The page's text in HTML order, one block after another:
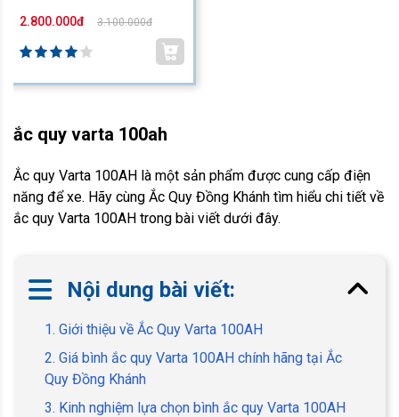
2.800.000đ 3.100.000đ
ắc quy varta 100ah
Ắc quy Varta 100AH là một sản phẩm được cung cấp điện
năng để xe. Hãy cùng Ắc Quy Đồng Khánh tìm hiểu chi tiết về
ắc quy Varta 100AH trong bài viết dưới đây.
Nội dung bài viết:
1. Giới thiệu về Ắc Quy Varta 100AH
2. Giá bình ắc quy Varta 100AH chính hãng tại Ắc
Quy Đồng Khánh
3. Kinh nghiệm lựa chọn bình ắc quy Varta 100AH